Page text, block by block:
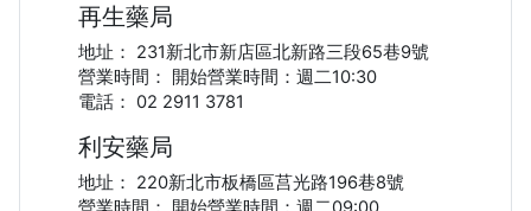
再生藥局
地址： 231新北市新店區北新路三段65巷9號
營業時間： 開始營業時間：週二10:30
電話： 02 2911 3781
利安藥局
地址： 220新北市板橋區莒光路196巷8號